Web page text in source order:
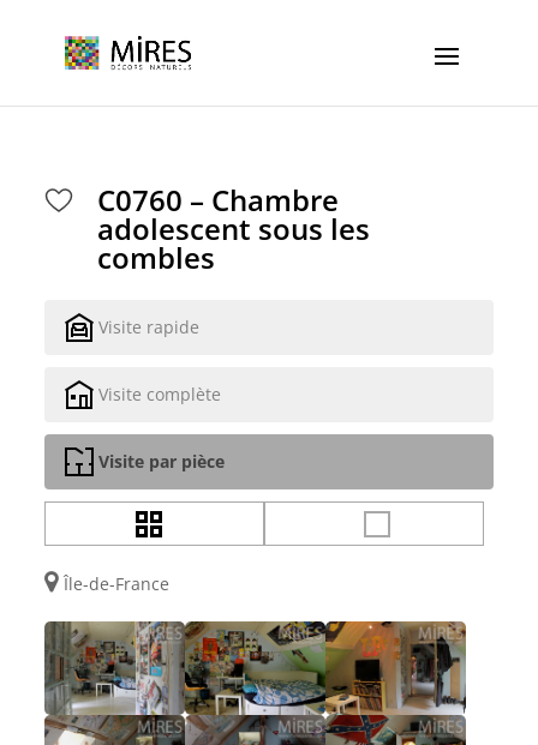
C0760 – Chambre
adolescent sous les
combles
Visite rapide
Visite complète
Visite par pièce
Île-de-France